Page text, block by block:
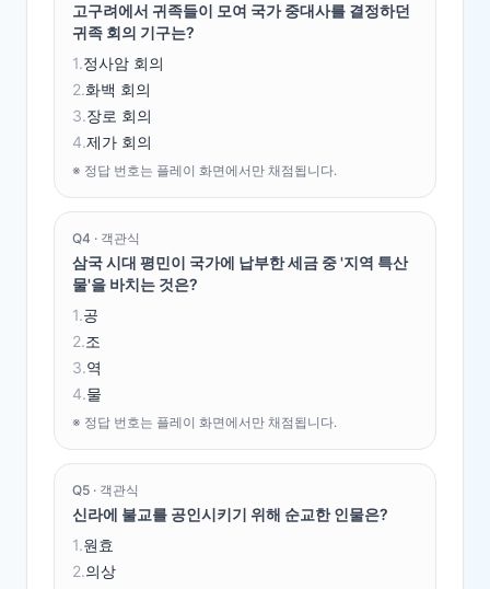
고구려에서 귀족들이 모여 국가 중대사를 결정하던
귀족 회의 기구는?
1.정사암 회의
2.화백 회의
3.장로 회의
4.제가 회의
※ 정답 번호는 플레이 화면에서만 채점됩니다.
Q4 · 객관식
삼국 시대 평민이 국가에 납부한 세금 중 '지역 특산
물'을 바치는 것은?
1.공
2.조
3.역
4.물
※ 정답 번호는 플레이 화면에서만 채점됩니다.
Q5 · 객관식
신라에 불교를 공인시키기 위해 순교한 인물은?
1.원효
2.의상